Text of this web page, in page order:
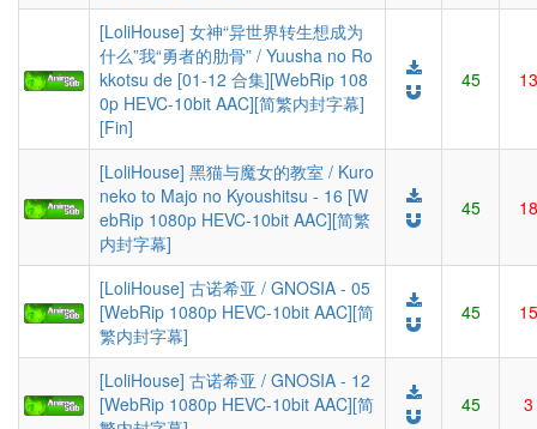
[LoliHouse] 女神“异世界转生想成为
什么”我“勇者的肋骨” / Yuusha no Ro
kkotsu de [01-12 合集][WebRip 108
0p HEVC-10bit AAC][简繁内封字幕]
[Fin]
45 13
[LoliHouse] 黑猫与魔女的教室 / Kuro
neko to Majo no Kyoushitsu - 16 [W
ebRip 1080p HEVC-10bit AAC][简繁
内封字幕]
45 18
[LoliHouse] 古诺希亚 / GNOSIA - 05
[WebRip 1080p HEVC-10bit AAC][简
繁内封字幕]
45 15
[LoliHouse] 古诺希亚 / GNOSIA - 12
[WebRip 1080p HEVC-10bit AAC][简
45 3